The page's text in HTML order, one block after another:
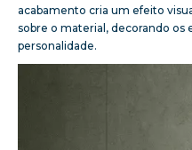
acabamento cria um efeito
sobre o material, decorando os
personalidade.